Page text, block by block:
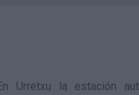
Urretxu la estación